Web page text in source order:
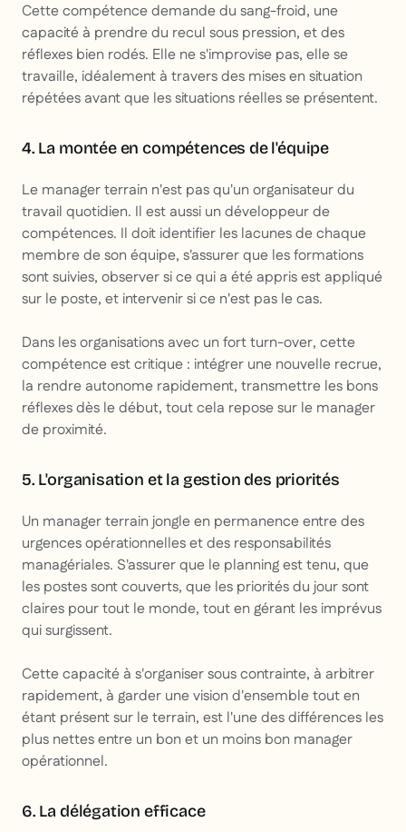
Cette compétence demande du sang-froid, une
capacité à prendre du recul sous pression, et des
réflexes bien rodés. Elle ne s'improvise pas, elle se
travaille, idéalement à travers des mises en situation
répétées avant que les situations réelles se présentent.
4. La montée en compétences de l'équipe
Le manager terrain n'est pas qu'un organisateur du
travail quotidien. Il est aussi un développeur de
compétences. Il doit identifier les lacunes de chaque
membre de son équipe, s'assurer que les formations
sont suivies, observer si ce qui a été appris est appliqué
sur le poste, et intervenir si ce n'est pas le cas.
Dans les organisations avec un fort turn-over, cette
compétence est critique : intégrer une nouvelle recrue,
la rendre autonome rapidement, transmettre les bons
réflexes dès le début, tout cela repose sur le manager
de proximité.
5. L'organisation et la gestion des priorités
Un manager terrain jongle en permanence entre des
urgences opérationnelles et des responsabilités
managériales. S'assurer que le planning est tenu, que
les postes sont couverts, que les priorités du jour sont
claires pour tout le monde, tout en gérant les imprévus
qui surgissent.
Cette capacité à s'organiser sous contrainte, à arbitrer
rapidement, à garder une vision d'ensemble tout en
étant présent sur le terrain, est l'une des différences les
plus nettes entre un bon et un moins bon manager
opérationnel.
6. La délégation efficace